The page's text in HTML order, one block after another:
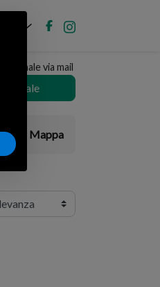
giornale via mail
giornale
Mappa